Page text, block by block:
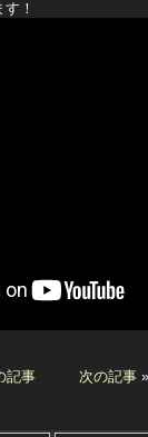
！
記事 次の記事»